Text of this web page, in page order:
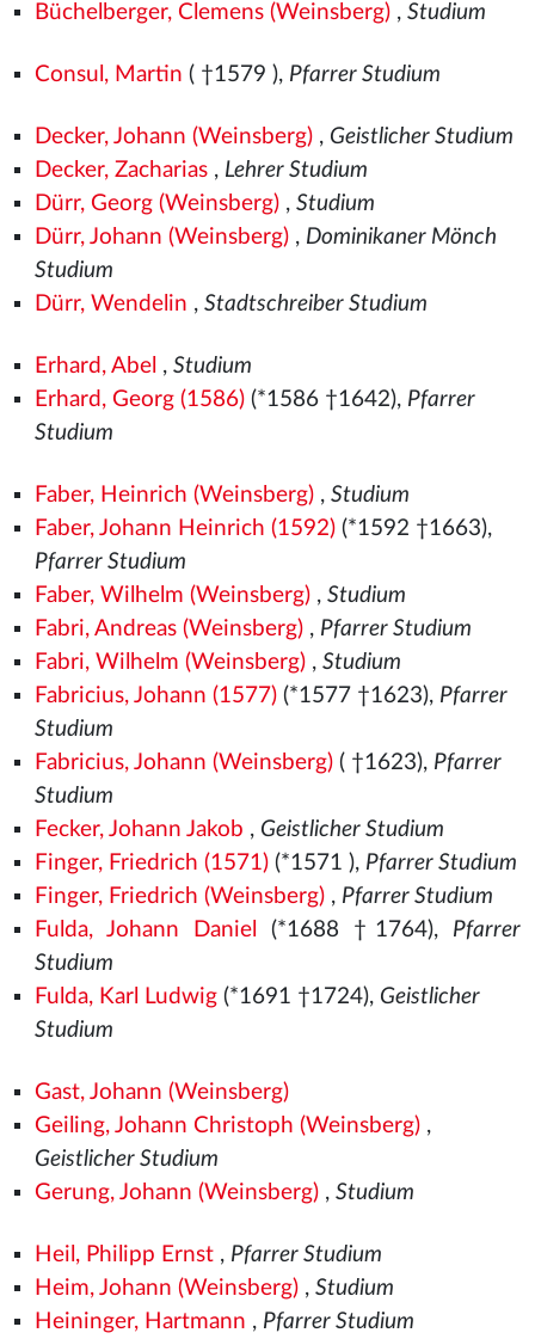
Büchelberger, Clemens (Weinsberg), Studium
Consul, Martin ( †1579 ), Pfarrer Studium
Decker, Johann (Weinsberg), Geistlicher Studium
Decker, Zacharias, Lehrer Studium
Dürr, Georg (Weinsberg), Studium
Dürr, Johann (Weinsberg), Dominikaner Mönch
Studium
Dürr, Wendelin , Stadtschreiber Studium
Erhard, Abel , Studium
Erhard, Georg (1586)(*1586 †1642), Pfarrer
Studium
Faber, Heinrich (Weinsberg), Studium
Faber, Johann Heinrich (1592)(*1592 †1663),
Pfarrer Studium
Faber, Wilhelm (Weinsberg), Studium
Fabri, Andreas (Weinsberg), Pfarrer Studium
Fabri, Wilhelm (Weinsberg), Studium
Fabricius, Johann (1577)(*1577 †1623), Pfarrer
Studium
Fabricius, Johann (Weinsberg)( †1623), Pfarrer
Studium
Fecker, Johann Jakob , Geistlicher Studium
Finger, Friedrich (1571)(*1571 ), Pfarrer Studium
Finger, Friedrich (Weinsberg), Pfarrer Studium
Fulda, Johann Daniel
(*1688 †1764), Pfarrer
Studium
Fulda, Karl Ludwig(*1691 †1724), Geistlicher
Studium
Gast, Johann (Weinsberg)
Geiling, Johann Christoph (Weinsberg),
Geistlicher Studium
Gerung, Johann (Weinsberg), Studium
Heil, Philipp Ernst, Pfarrer Studium
Heim, Johann (Weinsberg), Studium
Heininger, Hartmann , Pfarrer Studium